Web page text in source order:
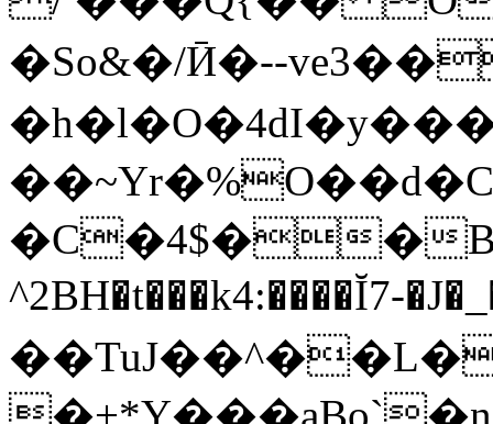
�So&�/Ӣ�--
�C�4$��B
^2BH�t���k4:����Ĭ7-